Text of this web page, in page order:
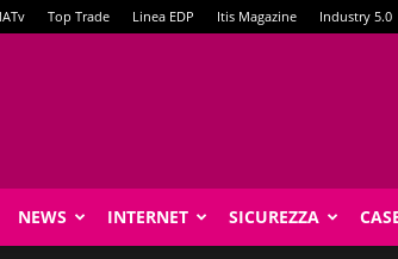
Top Trade Linea EDP Itis Magazine Industry 5.0
NEWS INTERNET SICUREZZA